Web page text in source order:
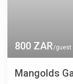
800 ZAR/guest
Mangolds